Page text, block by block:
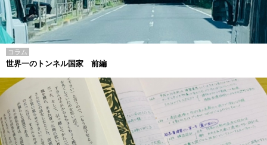
コラム
世界一のトンネル国家 前編